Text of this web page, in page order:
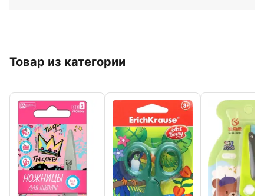
Товар из категории